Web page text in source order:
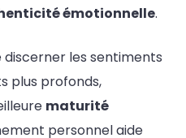
émotionnelle.
les sentiments
plus profonds,
maturité
personnel aide